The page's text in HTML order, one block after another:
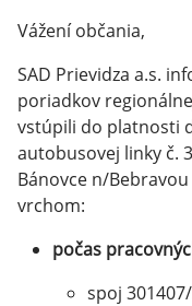
Vážení občania,
SAD Prievidza a.s.
poriadkov
vstúpili do platnosti
autobusovej linky č.
Bánovce n/
vrchom:
počas
spoj